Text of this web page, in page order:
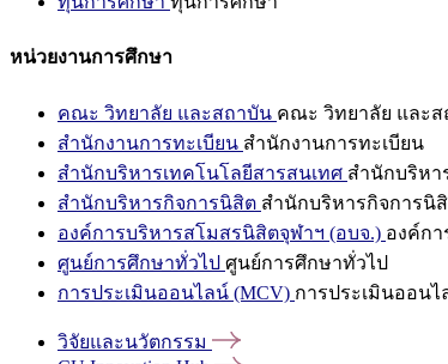
หน่วยงานการศึกษา
คณะ วิทยาลัย และสถาบัน คณะ วิทยาลัย และส
สำนักงานการทะเบียน สำนักงานการทะเบียน
สำนักบริหารเทคโนโลยีสารสนเทศ สำนักบริหา
สำนักบริหารกิจการนิสิต สำนักบริหารกิจการนิ
องค์การบริหารสโมสรนิสิตจุฬาฯ (อบจ.) องค์ก
ศูนย์การศึกษาทั่วไป ศูนย์การศึกษาทั่วไป
การประเมินออนไลน์ (MCV) การประเมินออนไ
วิจัยและนวัตกรรม